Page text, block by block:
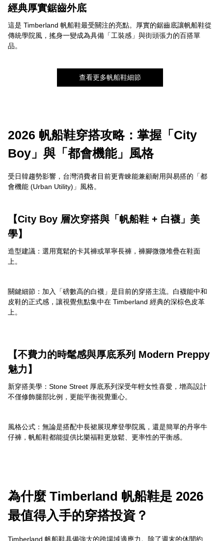
經典厚實鋸齒外底
這是 Timberland 帆船鞋最受關注的亮點。厚實的鋸齒底讓帆船鞋從
傳統學院風，搖身一變成為具備「工裝感」與街頭張力的百搭單
品。
查看更多帆船鞋細節
2026 帆船鞋穿搭攻略：掌握「City
Boy」與「都會機能」風格
受日韓趨勢影響，台灣消費者目前更青睞能兼顧耐用與易搭的「都
會機能 (Urban Utility)」風格。
【City Boy 層次穿搭與「帆船鞋 + 白襪」美
學】
造型建議：選用寬鬆的卡其褲或單寧長褲，褲腳微微堆疊在鞋面
上。
關鍵細節：加入「磅數高的白襪」是目前的穿搭主流。白襪能中和
皮鞋的正式感，讓視覺焦點集中在 Timberland 經典的深棕色皮革
上。
【不費力的時髦感與厚底系列 Modern Preppy
魅力】
新穿搭美學：Stone Street 厚底系列深受年輕女性喜愛，增高設計
不僅修飾腿部比例，更能平衡視覺重心。
風格公式：無論是搭配中長裙展現摩登學院風，還是簡單的丹寧牛
仔褲，帆船鞋都能提供比樂福鞋更放鬆、更率性的平衡感。
為什麼 Timberland 帆船鞋是 2026
最值得入手的穿搭投資？
Timberland 帆船鞋具備強大的跨場域適應力。除了週末的休閒約